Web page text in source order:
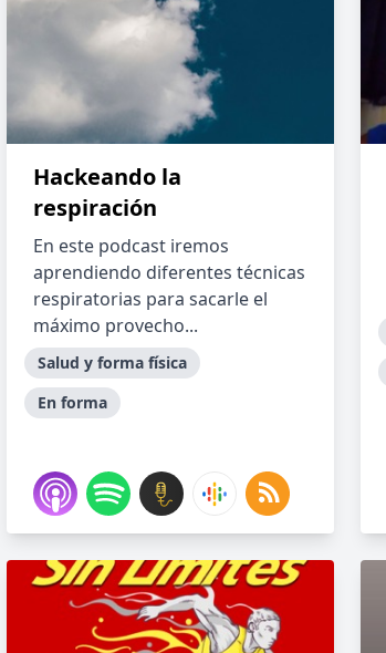
Hackeando la
respiración
En este podcast iremos
aprendiendo diferentes técnicas
respiratorias para sacarle el
máximo provecho...
Salud y forma física
En forma